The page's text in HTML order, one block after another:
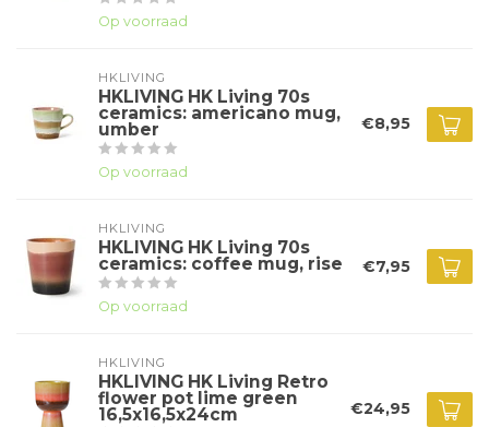
Op voorraad
HKLIVING
HKLIVING HK Living 70s
ceramics: americano mug,
umber
Op voorraad
€8,95
HKLIVING
HKLIVING HK Living 70s
ceramics: coffee mug, rise
Op voorraad
€7,95
HKLIVING
HKLIVING HK Living Retro
flower pot lime green
16,5x16,5x24cm €24,95